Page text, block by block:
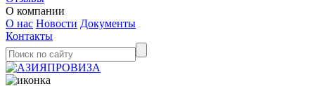
О компании
О нас Новости Документы
Контакты